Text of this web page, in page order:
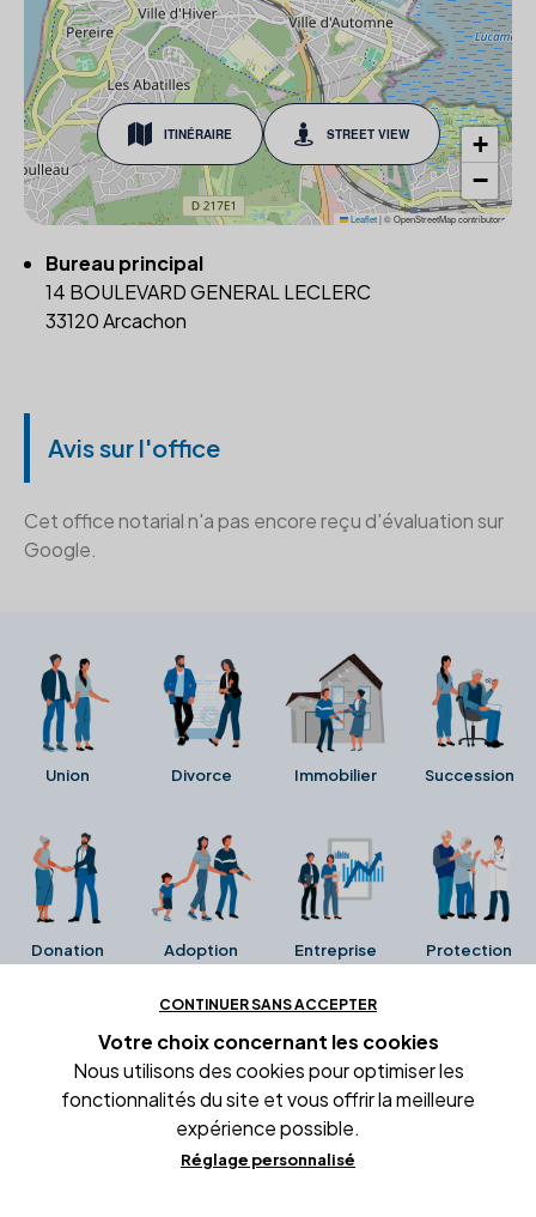
ITINÉRAIRE STREET VIEW
+
−
Leaflet|© OpenStreetMap contributors
Bureau principal
14 BOULEVARD GENERAL LECLERC
33120 Arcachon
Avis sur l'office
Cet office notarial n'a pas encore reçu d'évaluation sur
Google.
Union Divorce Immobilier Succession
Donation Adoption Entreprise Protection
Ces avis proviennent directement de la fiche Google
Business de l'office notarial. Ils n'ont ni été collectés ni
été vérifiés par Alexia.fr.
Conditions générales d'utilisation
CONTINUER SANS ACCEPTER
Votre choix concernant les cookies
Nous utilisons des cookies pour optimiser les
fonctionnalités du site et vous offrir la meilleure
expérience possible.
Réglage personnalisé